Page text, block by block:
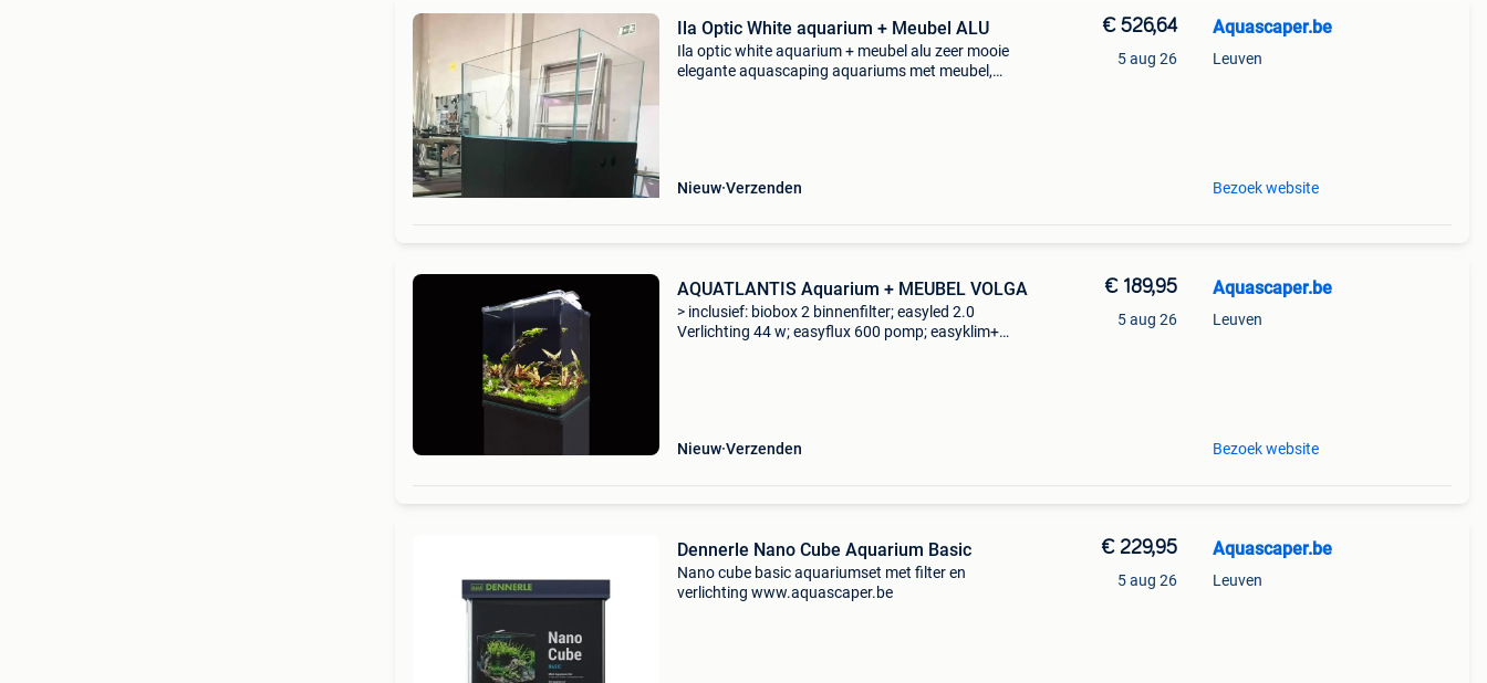
Ila Optic White aquarium + Meubel ALU
Ila optic white aquarium + meubel alu zeer mooie
elegante aquascaping aquariums met meubel,
Nieuw Verzenden
€ 526,64
5 aug 26
Aquascaper.be
Leuven
Bezoek website
AQUATLANTIS Aquarium + MEUBEL VOLGA
> inclusief: biobox 2 binnenfilter; easyled 2.0
Verlichting 44 w; easyflux 600 pomp; easyklim+
Nieuw Verzenden
€ 189,95
5 aug 26
Aquascaper.be
Leuven
Bezoek website
Dennerle Nano Cube Aquarium Basic
Nano cube basic aquariumset met filter en
verlichting www.aquascaper.be
€ 229,95
5 aug 26
Aquascaper.be
Leuven